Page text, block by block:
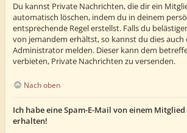
Du kannst Private Nachrichten, die dir ein
automatisch löschen, indem du in deinem
entsprechende Regel erstellst. Falls du
von jemandem erhältst, so kannst du dies auch
Administrator melden. Dieser kann dem
verbieten, Private Nachrichten zu versenden.
Nach oben
Ich habe eine Spam-E-Mail von einem
erhalten!